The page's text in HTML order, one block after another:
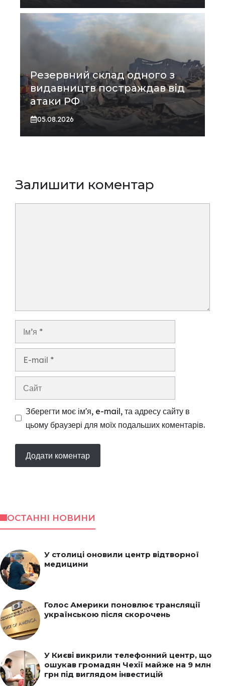
Резервний склад одного з
видавництв постраждав від
атаки РФ
05.08.2026
Залишити коментар
Зберегти моє ім'я, e-mail, та адресу сайту в
цьому браузері для моїх подальших коментарів.
ОСТАННІ НОВИНИ
У столиці оновили центр відтворної
медицини
Голос Америки поновлює трансляції
українською після скорочень
У Києві викрили телефонний центр, що
ошукав громадян Чехії майже на 9 млн
грн під виглядом інвестицій